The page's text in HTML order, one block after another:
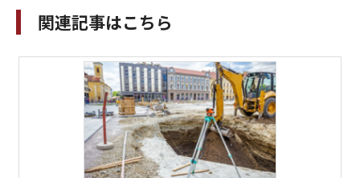
関連記事はこちら